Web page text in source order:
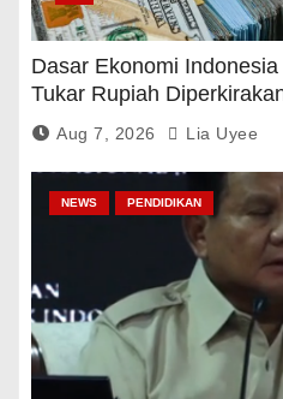
Dasar Ekonomi
Tukar Rupiah
Aug 7, 2026 Lia Uyee
NEWS PENDIDIKAN